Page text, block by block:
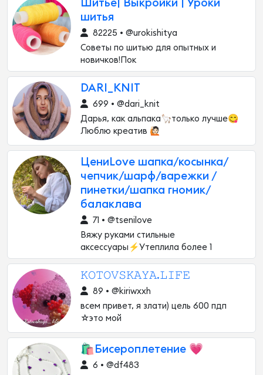
Шитье| Выкройки | Уроки
шитья
82225 • @urokishitya
Советы по шитью для опытных и
новичков!Пок
DARI_KNIT
699 • @dari_knit
Дарья, как альпака🦙только лучше😋
Люблю креатив 🙋🏻
ЦениLove шапка/косынка/
чепчик/шарф/варежки /
пинетки/шапка гномик/
балаклава
71 • @tsenilove
Вяжу руками стильные
аксессуары⚡Утеплила более 1
𝙺𝙾𝚃𝙾𝚅𝚂𝙺𝙰𝚈𝙰.𝙻𝙸𝙵𝙴
89 • @kiriwxxh
всем привет, я злати) цель 600 пдп
☆это мой
🛍️Бисероплетение 💗
6 • @df483